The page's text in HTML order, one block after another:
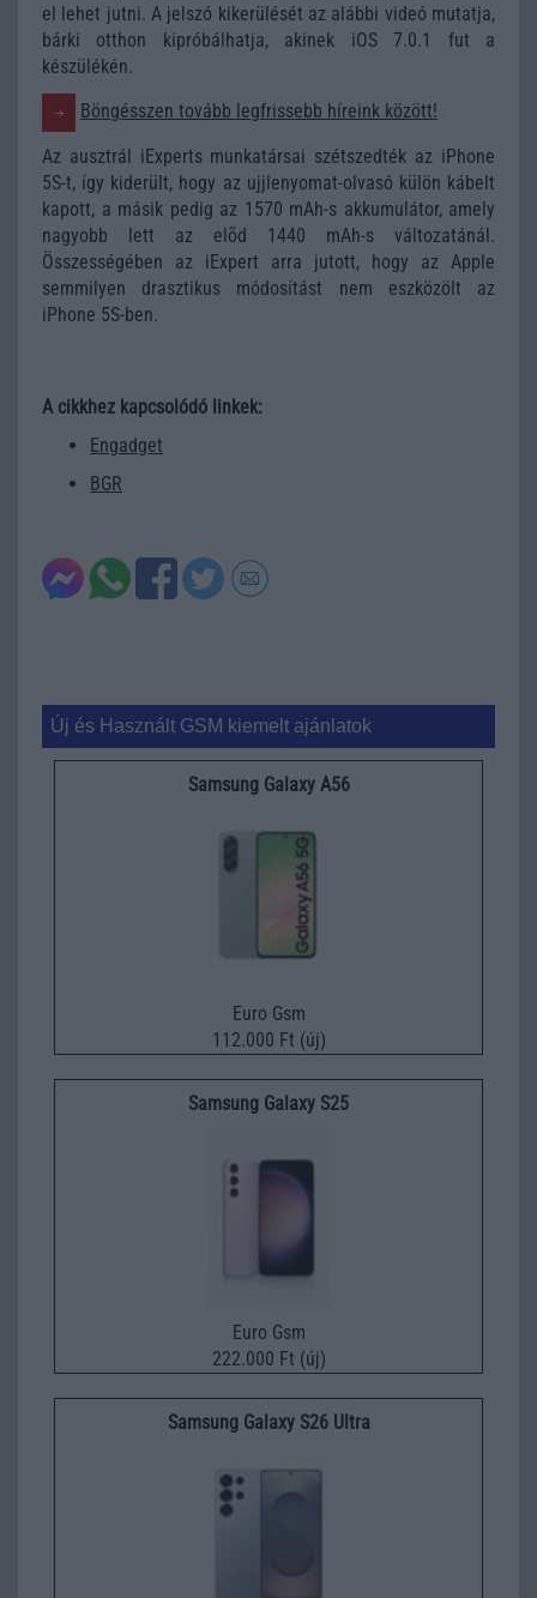
el lehet jutni. A jelszó kikerülését az alábbi videó mutatja,
bárki otthon kipróbálhatja, akinek iOS 7.0.1 fut a
készülékén.
Böngésszen tovább legfrissebb híreink között!
Az ausztrál iExperts munkatársai szétszedték az iPhone
5S-t, így kiderült, hogy az ujjlenyomat-olvasó külön kábelt
kapott, a másik pedig az 1570 mAh-s akkumulátor, amely
nagyobb lett az elõd 1440 mAh-s változatánál.
Összességében az iExpert arra jutott, hogy az Apple
semmilyen drasztikus módosítást nem eszközölt az
iPhone 5S-ben.
A cikkhez kapcsolódó linkek:
Engadget
BGR
Új és Használt GSM kiemelt ajánlatok
Samsung Galaxy A56
Euro Gsm
112.000 Ft (új)
Samsung Galaxy S25
Euro Gsm
222.000 Ft (új)
Samsung Galaxy S26 Ultra